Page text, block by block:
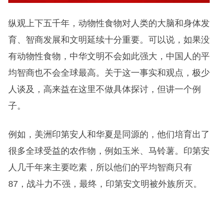
纵观上下五千年，动物性食物对人类的大脑和身体发
育、智商发展和文明延续十分重要。可以说，如果没
有动物性食物，中华文明不会如此强大，中国人的平
均智商也不会全球最高。关于这一事实和观点，极少
人谈及，高来益在这里不做具体探讨，但讲一个例
子。
例如，美洲印第安人和华夏是同源的，他们培育出了
很多全球受益的农作物，例如玉米、马铃薯。印第安
人几千年来主要吃素，所以他们的平均智商只有
87，战斗力不强，最终，印第安文明被外族所灭。